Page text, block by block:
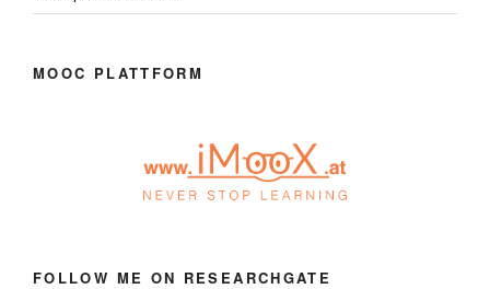
MOOC PLATTFORM
FOLLOW ME ON RESEARCHGATE